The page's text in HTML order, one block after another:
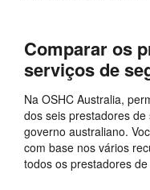
Comparar os
serviços de
Na OSHC Australia,
dos seis prestadores
governo australiano.
com base nos vários
todos os prestadores